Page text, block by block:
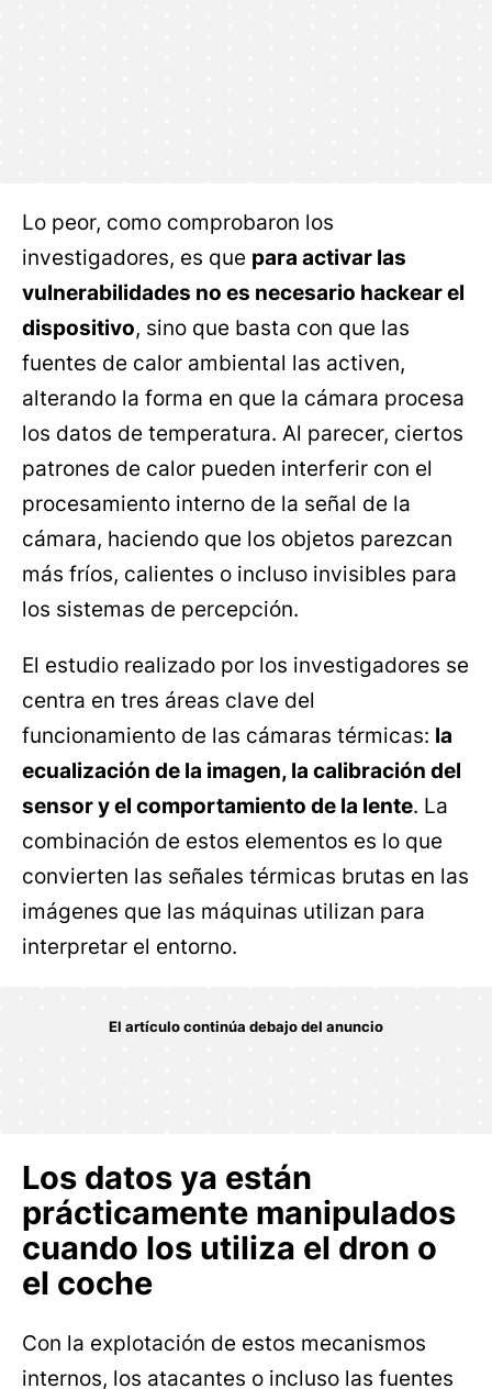
Lo peor, como comprobaron los
investigadores, es que para activar las
vulnerabilidades no es necesario hackear el
dispositivo, sino que basta con que las
fuentes de calor ambiental las activen,
alterando la forma en que la cámara procesa
los datos de temperatura. Al parecer, ciertos
patrones de calor pueden interferir con el
procesamiento interno de la señal de la
cámara, haciendo que los objetos parezcan
más fríos, calientes o incluso invisibles para
los sistemas de percepción.
El estudio realizado por los investigadores se
centra en tres áreas clave del
funcionamiento de las cámaras térmicas: la
ecualización de la imagen, la calibración del
sensor y el comportamiento de la lente. La
combinación de estos elementos es lo que
convierten las señales térmicas brutas en las
imágenes que las máquinas utilizan para
interpretar el entorno.
Los datos ya están
prácticamente manipulados
cuando los utiliza el dron o
el coche
Con la explotación de estos mecanismos
internos, los atacantes o incluso las fuentes